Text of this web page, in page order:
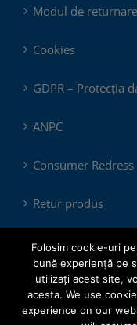
Modul de returnare
Cookies
GDPR – Protecția
ANPC
Consumer
Retur produs
Folosim cookie-uri
bună experiență pe
utilizați acest site,
acesta. We use
experience on our